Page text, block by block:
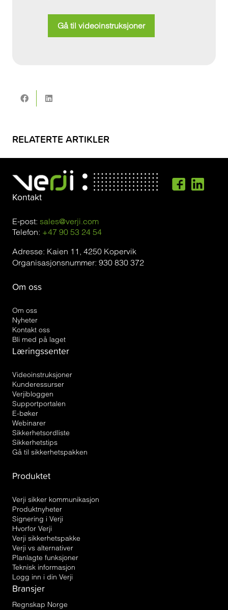
Gå til videoinstruksjoner
RELATERTE ARTIKLER
Kontakt
E-post: sales@verji.com
Telefon: +47 90 53 24 54
Adresse: Kaien 11, 4250 Kopervik
Organisasjonsnummer: 930 830 372
Om oss
Om oss
Nyheter
Kontakt oss
Bli med på laget
Læringssenter
Videoinstruksjoner
Kunderessurser
Verjibloggen
Supportportalen
E-bøker
Webinarer
Sikkerhetsordliste
Sikkerhetstips
Gå til sikkerhetspakken
Produktet
Verji sikker kommunikasjon
Produktnyheter
Signering i Verji
Hvorfor Verji
Verji sikkerhetspakke
Verji vs alternativer
Planlagte funksjoner
Teknisk informasjon
Logg inn i din Verji
Bransjer
Regnskap Norge